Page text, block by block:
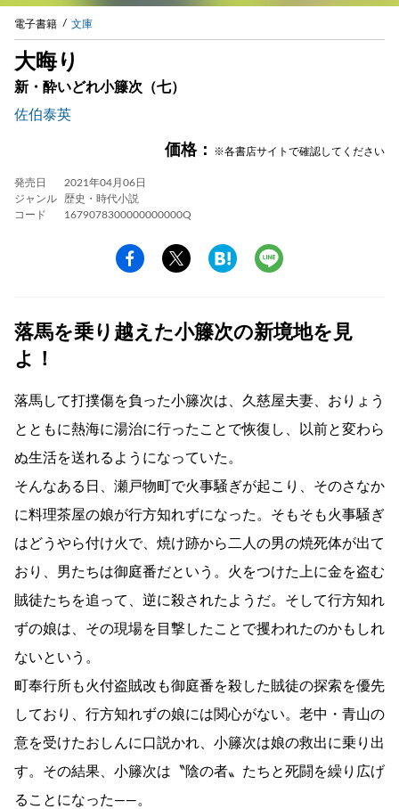
電子書籍 文庫
大晦り
新・酔いどれ小籐次（七）
佐伯泰英
価格： ※各書店サイトで確認してください
発売日
2021年04月06日
ジャンル
歴史・時代小説
コード
1679078300000000000Q
落馬を乗り越えた小籐次の新境地を見
よ！
落馬して打撲傷を負った小籐次は、久慈屋夫妻、おりょう
とともに熱海に湯治に行ったことで恢復し、以前と変わら
ぬ生活を送れるようになっていた。
そんなある日、瀬戸物町で火事騒ぎが起こり、そのさなか
に料理茶屋の娘が行方知れずになった。そもそも火事騒ぎ
はどうやら付け火で、焼け跡から二人の男の焼死体が出て
おり、男たちは御庭番だという。火をつけた上に金を盗む
賊徒たちを追って、逆に殺されたようだ。そして行方知れ
ずの娘は、その現場を目撃したことで攫われたのかもしれ
ないという。
町奉行所も火付盗賊改も御庭番を殺した賊徒の探索を優先
しており、行方知れずの娘には関心がない。老中・青山の
意を受けたおしんに口説かれ、小籐次は娘の救出に乗り出
す。その結果、小籐次は〝陰の者〟たちと死闘を繰り広げ
ることになった――。